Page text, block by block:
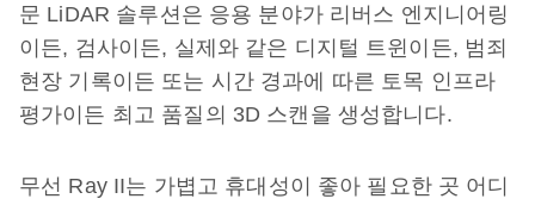
문 LiDAR 솔루션은 응용 분야가 리버스 엔지니어링
이든, 검사이든, 실제와 같은 디지털 트윈이든, 범죄
현장 기록이든 또는 시간 경과에 따른 토목 인프라
평가이든 최고 품질의 3D 스캔을 생성합니다.
무선 Ray II는 가볍고 휴대성이 좋아 필요한 곳 어디